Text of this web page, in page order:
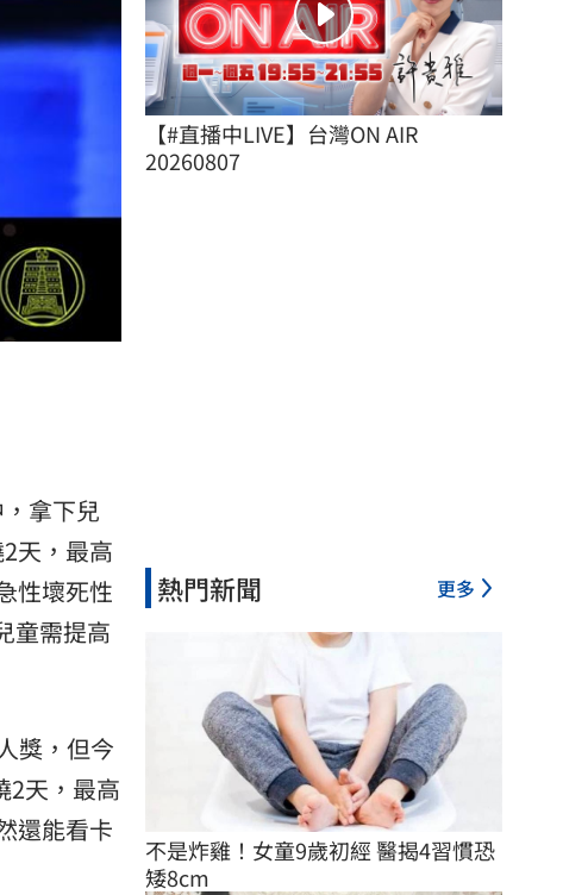
拿下兒
天，最高
性壞死性
童需提高
獎，但今
2天，最高
還能看卡
【#直播中LIVE】台灣ON AIR
20260807
熱門新聞 更多
不是炸雞！女童9歲初經 醫揭4習慣恐
矮8cm